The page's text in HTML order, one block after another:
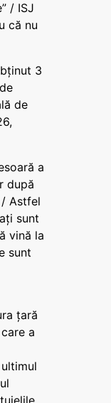
/ ISJ
că nu
3
de
a
după
Astfel
sunt
vină la
sunt
țară
a